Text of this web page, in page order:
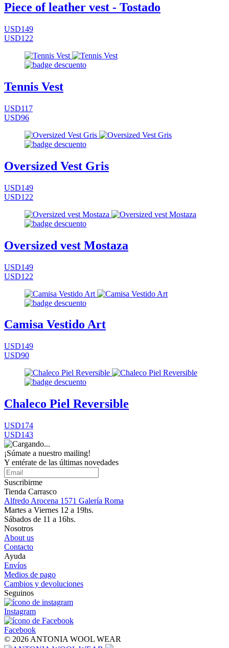
Piece of leather vest - Tostado
USD149
USD122
Tennis Vest
USD117
USD96
Oversized Vest Gris
USD149
USD122
Oversized vest Mostaza
USD149
USD122
Camisa Vestido Art
USD149
USD90
Chaleco Piel Reversible
USD174
USD143
¡Súmate a nuestro mailing!
Y entérate de las últimas novedades
Suscribirme
Tienda Carrasco
Alfredo Arocena 1571 Galería Roma
Martes a Viernes 12 a 19hs.
Sábados de 11 a 16hs.
Nosotros
About us
Contacto
Ayuda
Envíos
Medios de pago
Cambios y devoluciones
Seguinos
Instagram
Facebook
© 2026 ANTONIA WOOL WEAR